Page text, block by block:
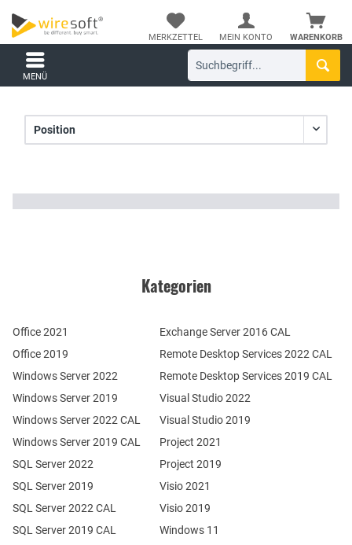
WARENKORB
MERKZETTEL MEIN KONTO
MENÜ
Kategorien
Office 2021
Office 2019
Windows Server 2022
Windows Server 2019
SQL Server 2022
SQL Server 2019
Windows Server 2022 CAL
Windows Server 2019 CAL
SQL Server 2022 CAL
SQL Server 2019 CAL
Remote Desktop Services 2022 CAL
Remote Desktop Services 2019 CAL
Exchange Server 2016 CAL
Visual Studio 2022
Visual Studio 2019
Project 2021
Project 2019
Visio 2021
Visio 2019
Windows 11